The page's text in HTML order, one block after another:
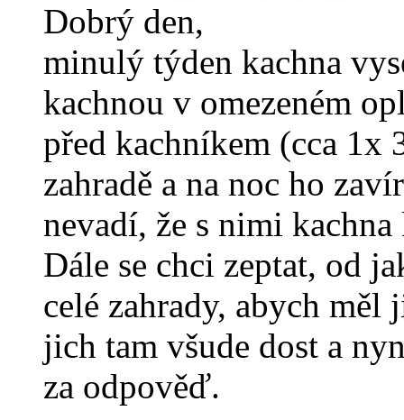
Dobrý den,
minulý týden kachna
kachnou v omezeném
před kachníkem (cca 1x
zahradě a na noc ho
nevadí, že s nimi
Dále se chci zeptat, od
celé zahrady, abych
jich tam všude dost a
za odpověď.